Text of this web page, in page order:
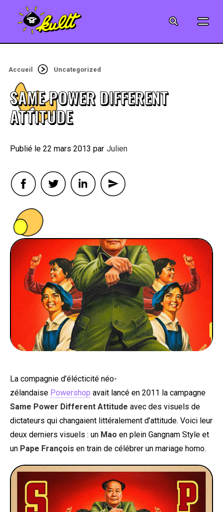
MUSIQUE
JEUX-VIDÉO
PEOPLE
FOOD
BONS PLANS
SOUTENEZ KULTT
Accueil Uncategorized
SAME POWER DIFFERENT
ATTITUDE
22 mars 2013 By Julien
La compagnie d’élécticité néo-
zélandaise Powershop avait lancé en 2011 la campagne
Same Power Different Attitude avec des visuels de
dictateurs qui changaient littéralement d’attitude. Voici leur
deux derniers visuels : un Mao en plein Gangnam Style et
un Pape François en train de célébrer un mariage homo.